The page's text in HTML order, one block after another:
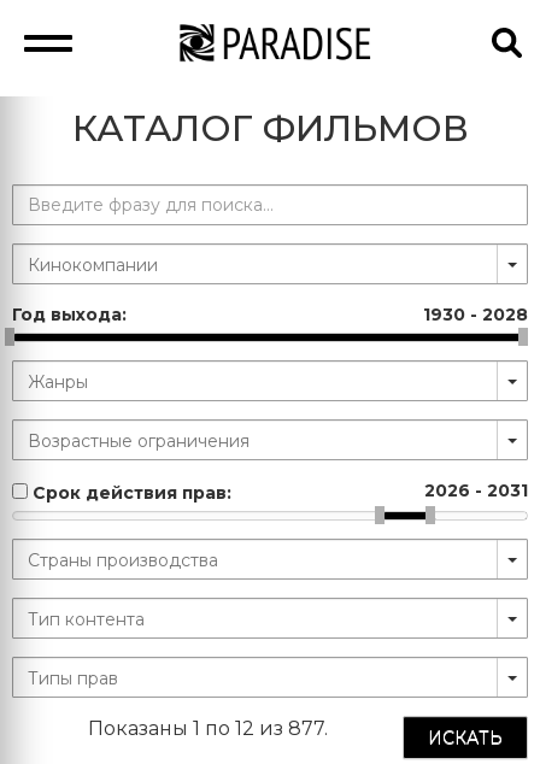
КАТАЛОГ ФИЛЬМОВ
Год выхода: 1930 - 2028
Срок действия прав: 2026 - 2031
ИСКАТЬ
Показаны 1 по 12 из 877.